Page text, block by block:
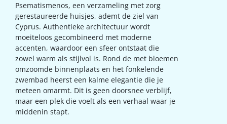
Psematismenos, een verzameling met zorg
gerestaureerde huisjes, ademt de ziel van
Cyprus. Authentieke architectuur wordt
moeiteloos gecombineerd met moderne
accenten, waardoor een sfeer ontstaat die
zowel warm als stijlvol is. Rond de met bloemen
omzoomde binnenplaats en het fonkelende
zwembad heerst een kalme elegantie die je
meteen omarmt. Dit is geen doorsnee verblijf,
maar een plek die voelt als een verhaal waar je
middenin stapt.